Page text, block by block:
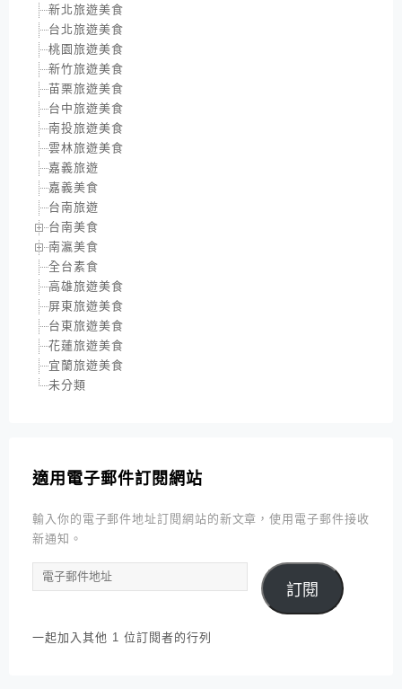
新北旅遊美食
台北旅遊美食
桃園旅遊美食
新竹旅遊美食
苗栗旅遊美食
台中旅遊美食
南投旅遊美食
雲林旅遊美食
嘉義旅遊
嘉義美食
台南旅遊
台南美食
南瀛美食
全台素食
高雄旅遊美食
屏東旅遊美食
台東旅遊美食
花蓮旅遊美食
宜蘭旅遊美食
未分類
適用電子郵件訂閱網站
輸入你的電子郵件地址訂閱網站的新文章，使用電子郵件接收
新通知。
電
子
件
訂閱
一起加入其他 1 位訂閱者的行列